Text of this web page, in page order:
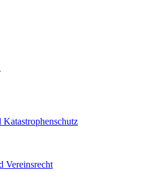
Katastrophenschutz
Vereinsrecht